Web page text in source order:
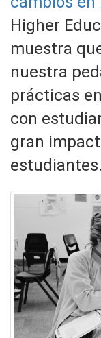
Higher
muestra
nuestra
prácticas
con
gran
estudiantes.